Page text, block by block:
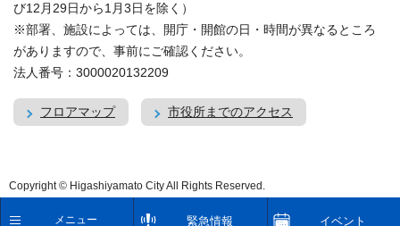
び12月29日から1月3日を除く）
※部署、施設によっては、開庁・開館の日・時間が異なるところ
がありますので、事前にご確認ください。
法人番号：3000020132209
フロアマップ 市役所までのアクセス
Copyright © Higashiyamato City All Rights Reserved.
メニュー 緊急情報 イベント